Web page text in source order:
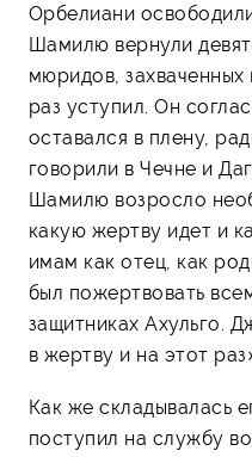
Орбелиани
Шамилю вернули
мюридов,
раз уступил. Он
оставался в плену,
говорили в Чечне и
Шамилю возросло
какую жертву идет и
имам как отец, как
был пожертвовать
защитниках Ахульго.
в жертву и на этот
Как же складывалась
поступил на службу